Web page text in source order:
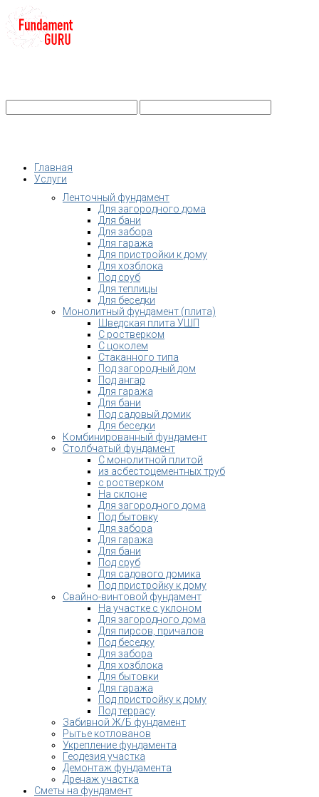
Главная
Услуги
Ленточный фундамент
Для загородного дома
Для бани
Для забора
Для гаража
Для пристройки к дому
Для хозблока
Под сруб
Для теплицы
Для беседки
Монолитный фундамент (плита)
Шведская плита УШП
С ростверком
С цоколем
Стаканного типа
Под загородный дом
Под ангар
Для гаража
Для бани
Под садовый домик
Для беседки
Комбинированный фундамент
Столбчатый фундамент
С монолитной плитой
из асбестоцементных труб
с ростверком
На склоне
Для загородного дома
Под бытовку
Для забора
Для гаража
Для бани
Под сруб
Для садового домика
Под пристройку к дому
Свайно-винтовой фундамент
На участке с уклоном
Для загородного дома
Для пирсов, причалов
Под беседку
Для забора
Для хозблока
Для бытовки
Для гаража
Под пристройку к дому
Под террасу
Забивной Ж/Б фундамент
Рытье котлованов
Укрепление фундамента
Геодезия участка
Демонтаж фундамента
Дренаж участка
Сметы на фундамент